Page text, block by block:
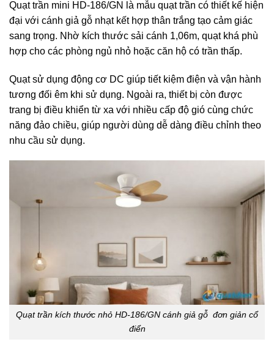
Quạt trần mini HD-186/GN là mẫu quạt trần có thiết kế hiện
đại với cánh giả gỗ nhạt kết hợp thân trắng tạo cảm giác
sang trọng. Nhờ kích thước sải cánh 1,06m, quạt khá phù
hợp cho các phòng ngủ nhỏ hoặc căn hộ có trần thấp.
Quạt sử dụng động cơ DC giúp tiết kiệm điện và vận hành
tương đối êm khi sử dụng. Ngoài ra, thiết bị còn được
trang bị điều khiển từ xa với nhiều cấp độ gió cùng chức
năng đảo chiều, giúp người dùng dễ dàng điều chỉnh theo
nhu cầu sử dụng.
Quạt trần kích thước nhỏ HD-186/GN cánh giả gỗ đơn giản cổ
điển